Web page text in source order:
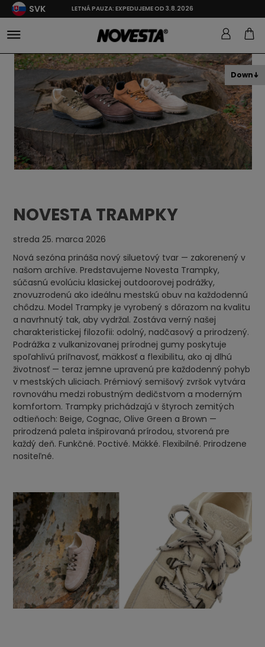
SVK LETNÁ PAUZA: EXPEDUJEME OD 3.8.2026
NOVESTA TRAMPKY
streda 25. marca 2026
Nová sezóna prináša nový siluetový tvar — zakorenený v
našom archíve. Predstavujeme Novesta Trampky,
súčasnú evolúciu klasickej outdoorovej podrážky,
znovuzrodenú ako ideálnu mestskú obuv na každodennú
chôdzu. Model Trampky je vyrobený s dôrazom na kvalitu
a navrhnutý tak, aby vydržal. Zostáva verný našej
charakteristickej filozofii: odolný, nadčasový a prirodzený.
Podrážka z vulkanizovanej prírodnej gumy poskytuje
spoľahlivú priľnavosť, mäkkosť a flexibilitu, ako aj dlhú
životnosť — teraz jemne upravenú pre každodenný pohyb
v mestských uliciach. Prémiový semišový zvršok vytvára
rovnováhu medzi robustným dedičstvom a moderným
komfortom. Trampky prichádzajú v štyroch zemitých
odtieňoch: Beige, Cognac, Olive Green a Brown —
prirodzená paleta inšpirovaná prírodou, stvorená pre
každý deň. Funkčné. Poctivé. Mäkké. Flexibilné. Prirodzene
nositeľné.
Down